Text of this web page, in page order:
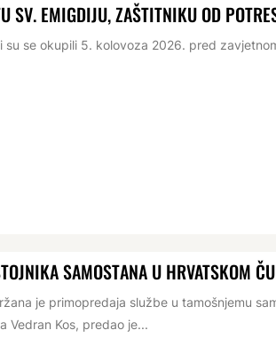
SV. EMIGDIJU, ZAŠTITNIKU OD
se okupili 5. kolovoza 2026. pred
SAMOSTANA U HRVATSKOM
je primopredaja službe u tamošnjemu
Vedran Kos, predao je...